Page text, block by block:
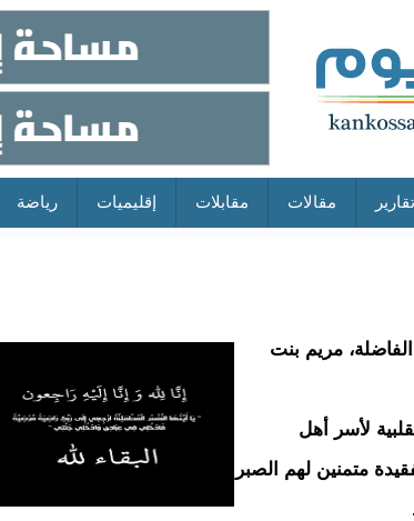
تقارير مقالات مقابلات إقليميات رياضة
مريم بنت
لأسر أهل
متمنين لهم الصبر